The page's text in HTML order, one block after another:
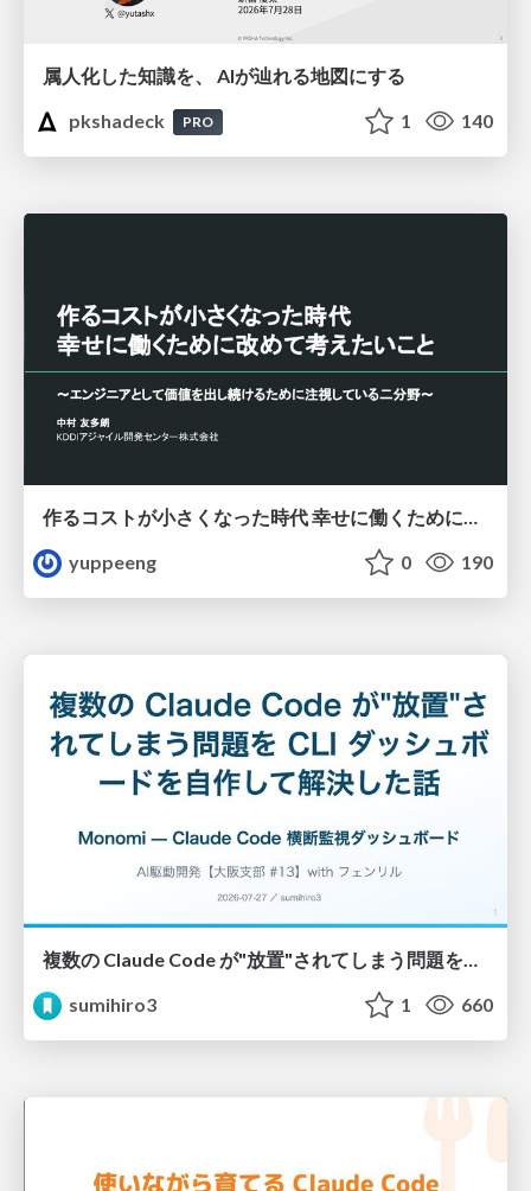
属人化した知識を、 AIが辿れる地図にする
pkshadeck
PRO 1 140
作るコストが小さくなった時代 幸せに働くために改めて考えたいこと 〜エンジニアとして価値を出し続けるために注視している二分野〜
yuppeeng
0 190
sumihiro3
1 660